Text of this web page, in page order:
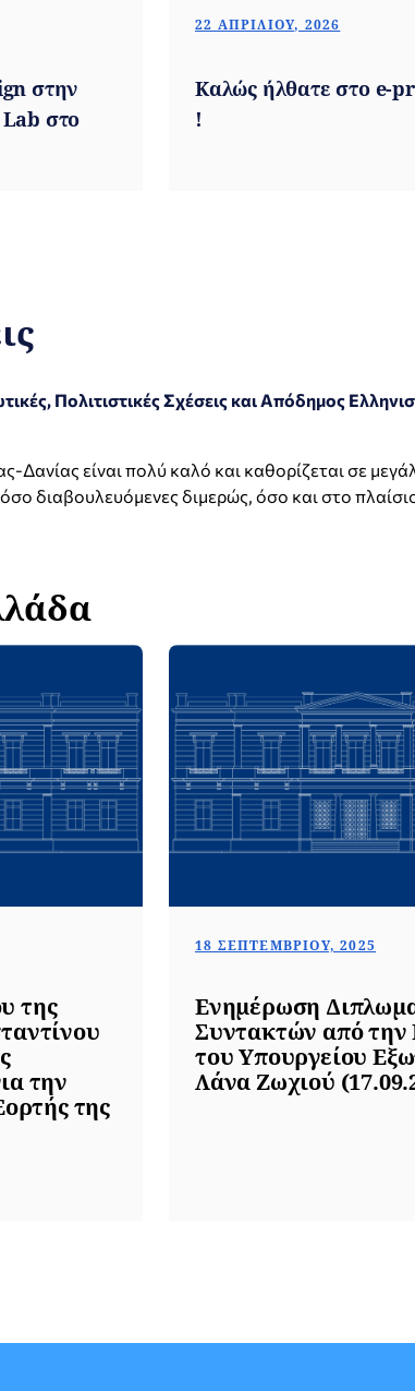
στην
στο
22 ΑΠΡΙΛΊΟΥ, 2026
Καλώς ήλθατε στο e-
!
Πολιτιστικές Σχέσεις και Απόδημος
Δανίας είναι πολύ καλό και καθορίζεται σε
διαβουλευόμενες διμερώς, όσο και στο
της
την
της
18 ΣΕΠΤΕΜΒΡΊΟΥ, 2025
Ενημέρωση
Συντακτών από
του Υπουργείου
Λάνα Ζωχιού